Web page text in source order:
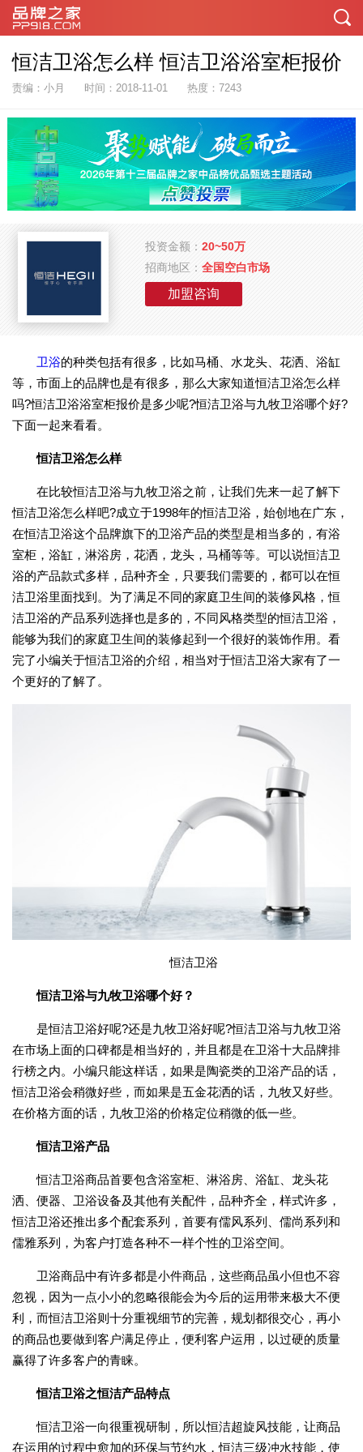
恒洁卫浴怎么样 恒洁卫浴浴室柜报价
责编：小月 时间：2018-11-01 热度：7243
投资金额：20~50万
招商地区：全国空白市场
加盟咨询
卫浴的种类包括有很多，比如马桶、水龙头、花洒、浴缸
等，市面上的品牌也是有很多，那么大家知道恒洁卫浴怎么样
吗?恒洁卫浴浴室柜报价是多少呢?恒洁卫浴与九牧卫浴哪个好?
下面一起来看看。
恒洁卫浴怎么样
在比较恒洁卫浴与九牧卫浴之前，让我们先来一起了解下
恒洁卫浴怎么样吧?成立于1998年的恒洁卫浴，始创地在广东，
在恒洁卫浴这个品牌旗下的卫浴产品的类型是相当多的，有浴
室柜，浴缸，淋浴房，花洒，龙头，马桶等等。可以说恒洁卫
浴的产品款式多样，品种齐全，只要我们需要的，都可以在恒
洁卫浴里面找到。为了满足不同的家庭卫生间的装修风格，恒
洁卫浴的产品系列选择也是多的，不同风格类型的恒洁卫浴，
能够为我们的家庭卫生间的装修起到一个很好的装饰作用。看
完了小编关于恒洁卫浴的介绍，相当对于恒洁卫浴大家有了一
个更好的了解了。
恒洁卫浴
恒洁卫浴与九牧卫浴哪个好？
是恒洁卫浴好呢?还是九牧卫浴好呢?恒洁卫浴与九牧卫浴
在市场上面的口碑都是相当好的，并且都是在卫浴十大品牌排
行榜之内。小编只能这样话，如果是陶瓷类的卫浴产品的话，
恒洁卫浴会稍微好些，而如果是五金花洒的话，九牧又好些。
在价格方面的话，九牧卫浴的价格定位稍微的低一些。
恒洁卫浴产品
恒洁卫浴商品首要包含浴室柜、淋浴房、浴缸、龙头花
洒、便器、卫浴设备及其他有关配件，品种齐全，样式许多，
恒洁卫浴还推出多个配套系列，首要有儒风系列、儒尚系列和
儒雅系列，为客户打造各种不一样个性的卫浴空间。
卫浴商品中有许多都是小件商品，这些商品虽小但也不容
忽视，因为一点小小的忽略很能会为今后的运用带来极大不便
利，而恒洁卫浴则十分重视细节的完善，规划都很交心，再小
的商品也要做到客户满足停止，便利客户运用，以过硬的质量
赢得了许多客户的青睐。
恒洁卫浴之恒洁产品特点
恒洁卫浴一向很重视研制，所以恒洁超旋风技能，让商品
在运用的过程中愈加的环保与节约水，恒洁三级冲水技能，使